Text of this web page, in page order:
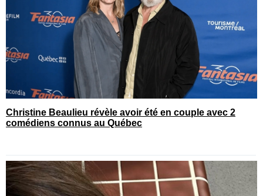
Christine Beaulieu révèle avoir été en couple avec 2
comédiens connus au Québec